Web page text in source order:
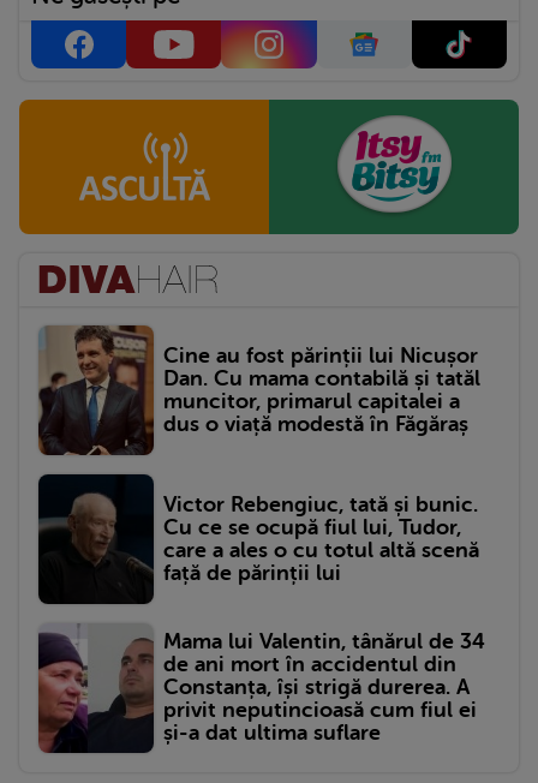
Cine au fost părinții lui Nicușor
Dan. Cu mama contabilă și tatăl
muncitor, primarul capitalei a
dus o viață modestă în Făgăraș
Victor Rebengiuc, tată și bunic.
Cu ce se ocupă fiul lui, Tudor,
care a ales o cu totul altă scenă
față de părinții lui
Mama lui Valentin, tânărul de 34
de ani mort în accidentul din
Constanța, își strigă durerea. A
privit neputincioasă cum fiul ei
și-a dat ultima suflare